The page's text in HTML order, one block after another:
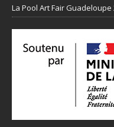
La Pool Art Fair